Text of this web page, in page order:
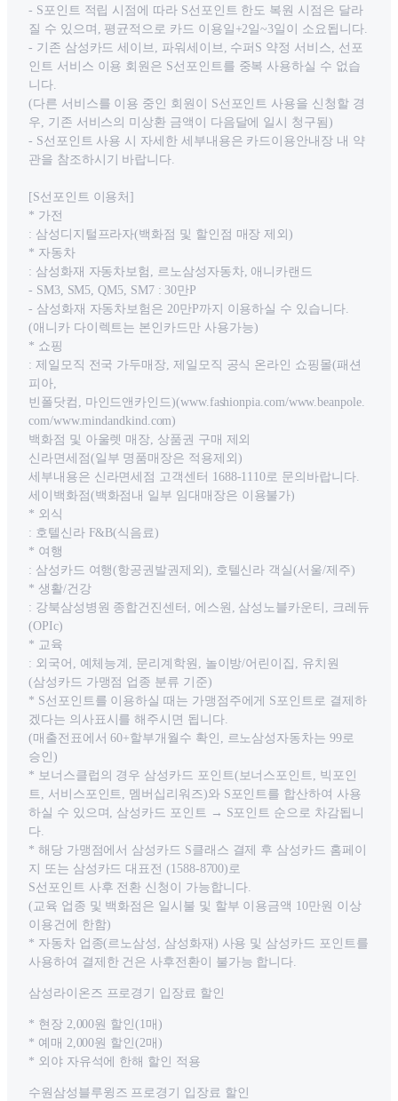
- S포인트 적립 시점에 따라 S선포인트 한도 복원 시점은 달라
질 수 있으며, 평균적으로 카드 이용일+2일~3일이 소요됩니다.
- 기존 삼성카드 세이브, 파워세이브, 수퍼S 약정 서비스, 선포
인트 서비스 이용 회원은 S선포인트를 중복 사용하실 수 없습
니다.
(다른 서비스를 이용 중인 회원이 S선포인트 사용을 신청할 경
우, 기존 서비스의 미상환 금액이 다음달에 일시 청구됨)
- S선포인트 사용 시 자세한 세부내용은 카드이용안내장 내 약
관을 참조하시기 바랍니다.
[S선포인트 이용처]
* 가전
: 삼성디지털프라자(백화점 및 할인점 매장 제외)
* 자동차
: 삼성화재 자동차보험, 르노삼성자동차, 애니카랜드
- SM3, SM5, QM5, SM7 : 30만P
- 삼성화재 자동차보험은 20만P까지 이용하실 수 있습니다.
(애니카 다이렉트는 본인카드만 사용가능)
* 쇼핑
: 제일모직 전국 가두매장, 제일모직 공식 온라인 쇼핑몰(패션
피아,
빈폴닷컴, 마인드앤카인드)(www.fashionpia.com/www.beanpole.
com/www.mindandkind.com)
백화점 및 아울렛 매장, 상품권 구매 제외
신라면세점(일부 명품매장은 적용제외)
세부내용은 신라면세점 고객센터 1688-1110로 문의바랍니다.
세이백화점(백화점내 일부 임대매장은 이용불가)
* 외식
: 호텔신라 F&B(식음료)
* 여행
: 삼성카드 여행(항공권발권제외), 호텔신라 객실(서울/제주)
* 생활/건강
: 강북삼성병원 종합건진센터, 에스원, 삼성노블카운티, 크레듀
(OPIc)
* 교육
: 외국어, 예체능계, 문리계학원, 놀이방/어린이집, 유치원
(삼성카드 가맹점 업종 분류 기준)
* S선포인트를 이용하실 때는 가맹점주에게 S포인트로 결제하
겠다는 의사표시를 해주시면 됩니다.
(매출전표에서 60+할부개월수 확인, 르노삼성자동차는 99로
승인)
* 보너스클럽의 경우 삼성카드 포인트(보너스포인트, 빅포인
트, 서비스포인트, 멤버십리워즈)와 S포인트를 합산하여 사용
하실 수 있으며, 삼성카드 포인트 → S포인트 순으로 차감됩니
다.
* 해당 가맹점에서 삼성카드 S클래스 결제 후 삼성카드 홈페이
지 또는 삼성카드 대표전 (1588-8700)로
S선포인트 사후 전환 신청이 가능합니다.
(교육 업종 및 백화점은 일시불 및 할부 이용금액 10만원 이상
이용건에 한함)
* 자동차 업종(르노삼성, 삼성화재) 사용 및 삼성카드 포인트를
사용하여 결제한 건은 사후전환이 불가능 합니다.
삼성라이온즈 프로경기 입장료 할인
* 현장 2,000원 할인(1매)
* 예매 2,000원 할인(2매)
* 외야 자유석에 한해 할인 적용
수원삼성블루윙즈 프로경기 입장료 할인